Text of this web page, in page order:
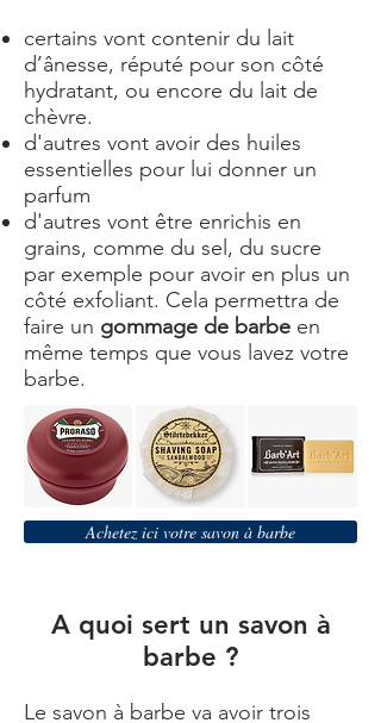
certains vont contenir du lait
d’ânesse, réputé pour son côté
hydratant, ou encore du lait de
chèvre.
d'autres vont avoir des huiles
essentielles pour lui donner un
parfum
d'autres vont être enrichis en
grains, comme du sel, du sucre
par exemple pour avoir en plus un
côté exfoliant. Cela permettra de
faire un gommage de barbe en
même temps que vous lavez votre
barbe.
Achetez ici votre savon à barbe
A quoi sert un savon à
barbe ?
Le savon à barbe va avoir trois